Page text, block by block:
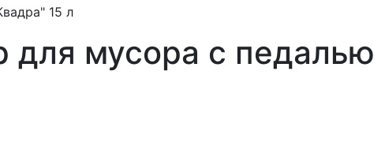
15 л
для мусора с педалью